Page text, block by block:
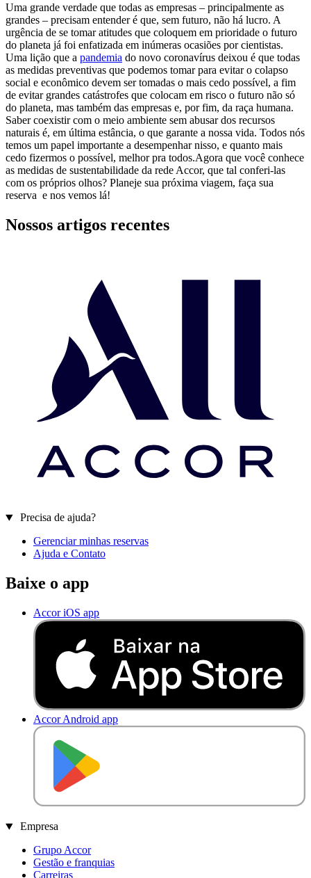
Uma grande verdade que todas as empresas – principalmente as
grandes – precisam entender é que, sem futuro, não há lucro. A
urgência de se tomar atitudes que coloquem em prioridade o futuro
do planeta já foi enfatizada em inúmeras ocasiões por cientistas.
Uma lição que a pandemia do novo coronavírus deixou é que todas
as medidas preventivas que podemos tomar para evitar o colapso
social e econômico devem ser tomadas o mais cedo possível, a fim
de evitar grandes catástrofes que colocam em risco o futuro não só
do planeta, mas também das empresas e, por fim, da raça humana.
Saber coexistir com o meio ambiente sem abusar dos recursos
naturais é, em última estância, o que garante a nossa vida. Todos nós
temos um papel importante a desempenhar nisso, e quanto mais
cedo fizermos o possível, melhor pra todos.Agora que você conhece
as medidas de sustentabilidade da rede Accor, que tal conferi-las
com os próprios olhos? Planeje sua próxima viagem, faça sua
reserva e nos vemos lá!
Nossos artigos recentes
Precisa de ajuda?
Gerenciar minhas reservas
Ajuda e Contato
Baixe o app
Accor iOS app
Accor Android app
Empresa
Grupo Accor
Gestão e franquias
Carreiras